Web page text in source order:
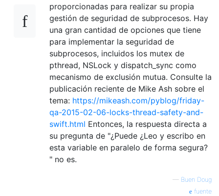
proporcionadas para realizar su propia
gestión de seguridad de subprocesos. Hay
una gran cantidad de opciones que tiene
para implementar la seguridad de
subprocesos, incluidos los mutex de
pthread, NSLock y dispatch_sync como
mecanismo de exclusión mutua. Consulte la
publicación reciente de Mike Ash sobre el
tema: https://mikeash.com/pyblog/friday-
qa-2015-02-06-locks-thread-safety-and-
swift.html Entonces, la respuesta directa a
su pregunta de "¿Puede ¿Leo y escribo en
esta variable en paralelo de forma segura?
" no es.
— Buen Doug
fuente